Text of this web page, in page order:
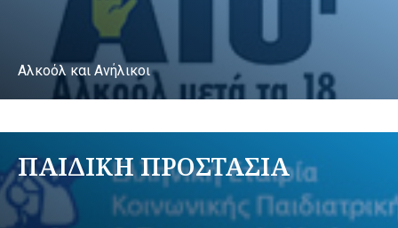
Αλκοόλ και Ανήλικοι
ΠΑΙΔΙΚΗ ΠΡΟΣΤΑΣΙΑ